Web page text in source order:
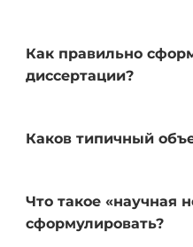
Как правильно
диссертации?
Каков типичный
Что такое «научная
сформулировать?